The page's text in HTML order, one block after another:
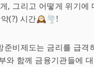
, 그리고 어떻게 위기
약(?) 시간🕰️🌪️!
준비제도는 금리를 급
와 함께 금융기관들에